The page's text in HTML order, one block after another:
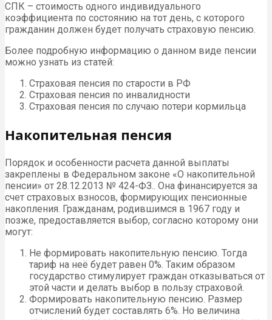
СПК – стоимость одного индивидуального
коэффициента по состоянию на тот день, с которого
гражданин должен будет получать страховую пенсию.
Более подробную информацию о данном виде пенсии
можно узнать из статей:
Страховая пенсия по старости в РФ
Страховая пенсия по инвалидности
Страховая пенсия по случаю потери кормильца
Накопительная пенсия
Порядок и особенности расчета данной выплаты
закреплены в Федеральном законе «О накопительной
пенсии» от 28.12.2013 № 424-ФЗ.. Она финансируется за
счет страховых взносов, формирующих пенсионные
накопления. Гражданам, родившимся в 1967 году и
позже, предоставляется выбор, согласно которому они
могут:
Не формировать накопительную пенсию. Тогда
тариф на неё будет равен 0%. Таким образом
государство стимулирует граждан отказываться от
этой части и делать выбор в пользу страховой.
Формировать накопительную пенсию. Размер
отчислений будет составлять 6%. Но величина